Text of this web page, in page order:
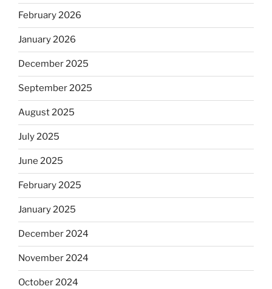
February 2026
January 2026
December 2025
September 2025
August 2025
July 2025
June 2025
February 2025
January 2025
December 2024
November 2024
October 2024